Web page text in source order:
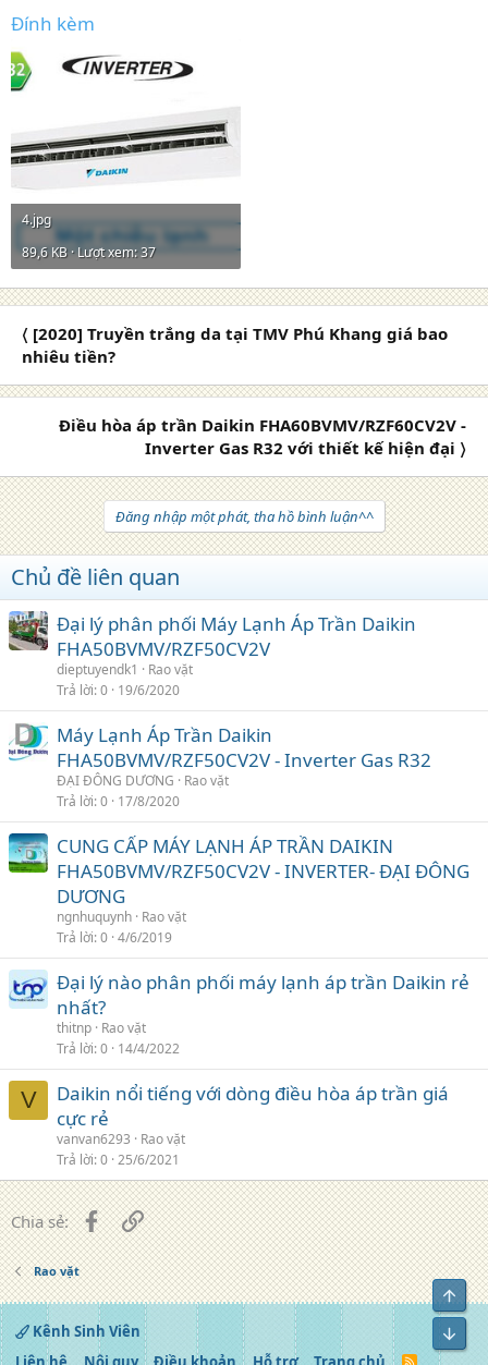
Đính kèm
4.jpg
89,6 KB · Lượt xem: 37
〈 [2020] Truyền trắng da tại TMV Phú Khang giá bao
nhiêu tiền?
Điều hòa áp trần Daikin FHA60BVMV/RZF60CV2V -
Inverter Gas R32 với thiết kế hiện đại 〉
Đăng nhập một phát, tha hồ bình luận^^
Chủ đề liên quan
Đại lý phân phối Máy Lạnh Áp Trần Daikin
FHA50BVMV/RZF50CV2V
dieptuyendk1
Rao vặt
Trả lời 0 19/6/2020
Máy Lạnh Áp Trần Daikin
FHA50BVMV/RZF50CV2V - Inverter Gas R32
ĐẠI ĐÔNG DƯƠNG
Rao vặt
Trả lời 0 17/8/2020
CUNG CẤP MÁY LẠNH ÁP TRẦN DAIKIN
FHA50BVMV/RZF50CV2V - INVERTER- ĐẠI ĐÔNG
DƯƠNG
ngnhuquynh Rao vặt
Trả lời 0 4/6/2019
Đại lý nào phân phối máy lạnh áp trần Daikin rẻ
nhất?
thitnp Rao vặt
Trả lời 0 14/4/2022
V
Daikin nổi tiếng với dòng điều hòa áp trần giá
cực rẻ
vanvan6293
Rao vặt
Trả lời 0 25/6/2021
Chia sẻ: FacebookLiên kết
Rao vặt
Kênh Sinh Viên
R
Top